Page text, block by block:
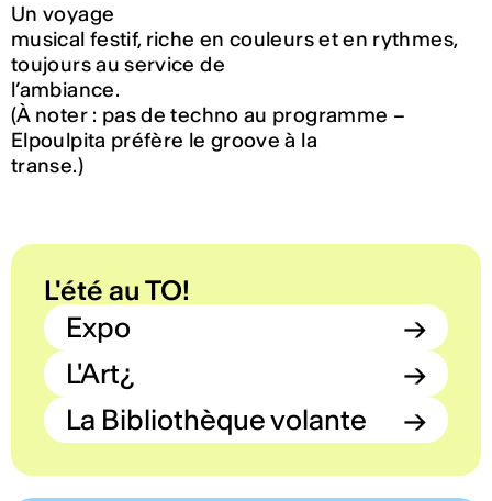
Un voyage
musical festif, riche en couleurs et en rythmes,
toujours au service de
l’ambiance.
(À noter : pas de techno au programme –
Elpoulpita préfère le groove à la
transe.)
L'été au TO!
Expo
→
L'Art¿
→
La Bibliothèque volante
→